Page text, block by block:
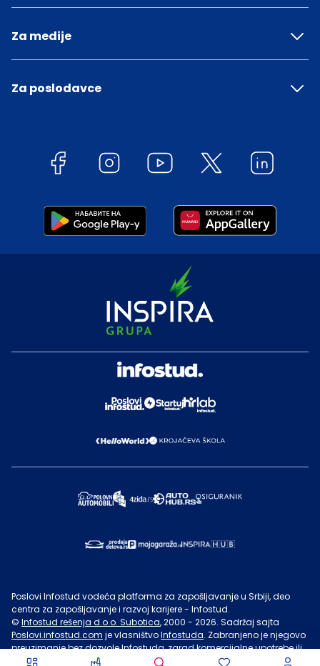
Za medije
Za poslodavce
Poslovi Infostud vodeća platforma za zapošljavanje u Srbiji, deo
centra za zapošljavanje i razvoj karijere - Infostud.
© Infostud rešenja d.o.o. Subotica, 2000 - 2026. Sadržaj sajta
Poslovi.infostud.com je vlasništvoInfostuda. Zabranjeno je njegovo
preuzimanje bez dozvoleInfostuda, zarad komercijalne upotrebe ili
u druge svrhe, osim za lične potrebe posetilaca sajta.